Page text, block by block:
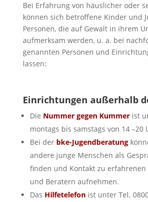
Bei Erfahrung von häuslicher oder
können sich betroffene Kinder und
Personen, die auf Gewalt in ihrem
aufmerksam werden, u. a. bei
genannten Personen und
lassen:
Einrichtungen außerhalb
Die Nummer gegen Kummerist
montags bis samstags von 14 –20
Bei der bke-Jugendberatung
andere junge Menschen als
finden und Kontakt zu
und Beratern aufnehmen.
Das Hilfetelefonist unter Tel.